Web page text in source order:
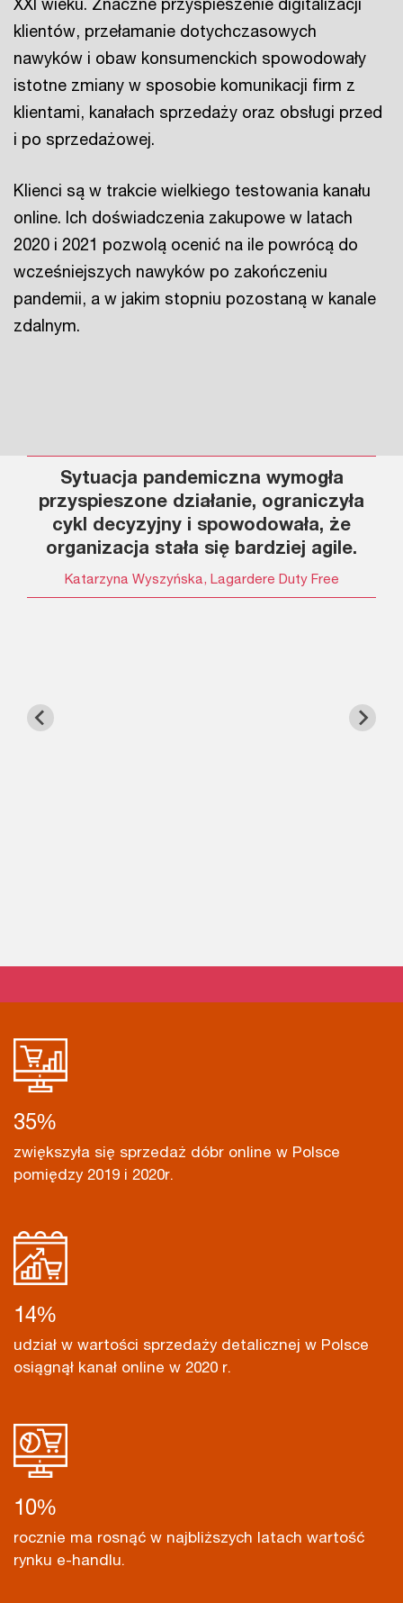
klientów, przełamanie dotychczasowych
nawyków i obaw konsumenckich spowodowały
istotne zmiany w sposobie komunikacji firm z
klientami, kanałach sprzedaży oraz obsługi przed
i po sprzedażowej.
Klienci są w trakcie wielkiego testowania kanału
online. Ich doświadczenia zakupowe w latach
2020 i 2021 pozwolą ocenić na ile powrócą do
wcześniejszych nawyków po zakończeniu
pandemii, a w jakim stopniu pozostaną w kanale
zdalnym.
Sytuacja pandemiczna wymogła
przyspieszone działanie, ograniczyła
cykl decyzyjny i spowodowała, że
organizacja stała się bardziej agile.
Katarzyna Wyszyńska, Lagardere Duty Free
35%
zwiększyła się sprzedaż dóbr online w Polsce
pomiędzy 2019 i 2020r.
14%
udział w wartości sprzedaży detalicznej w Polsce
osiągnął kanał online w 2020 r.
12%
rocznie ma rosnąć w najbliższych latach wartość
rynku e-handlu.